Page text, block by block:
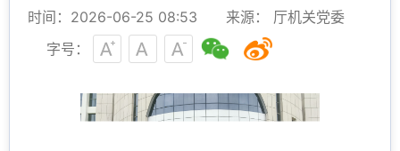
时间：2026-06-25 08:53
来源： 厅机关党委
字号：